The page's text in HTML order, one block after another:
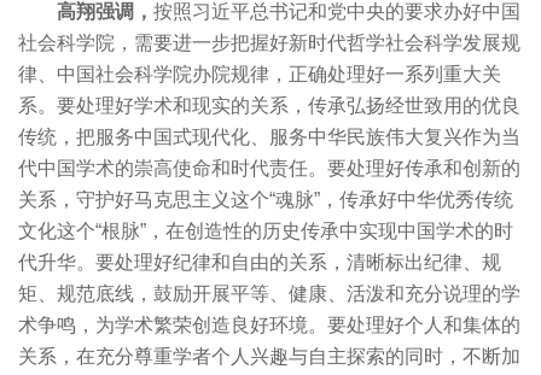
高翔强调， 按照习近平总书记和党中央的要求办好中国
社会科学院，需要进一步把握好新时代哲学社会科学发展规
律、中国社会科学院办院规律，正确处理好一系列重大关
系。要处理好学术和现实的关系，传承弘扬经世致用的优良
传统，把服务中国式现代化、服务中华民族伟大复兴作为当
代中国学术的崇高使命和时代责任。要处理好传承和创新的
关系，守护好马克思主义这个“魂脉”，传承好中华优秀传统
文化这个“根脉”，在创造性的历史传承中实现中国学术的时
代升华。要处理好纪律和自由的关系，清晰标出纪律、规
矩、规范底线，鼓励开展平等、健康、活泼和充分说理的学
术争鸣，为学术繁荣创造良好环境。要处理好个人和集体的
关系，在充分尊重学者个人兴趣与自主探索的同时，不断加